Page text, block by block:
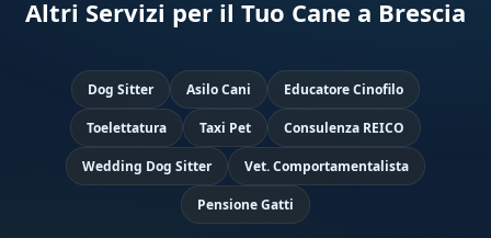
Altri Servizi per il Tuo Cane a Brescia
Dog Sitter Asilo Cani Educatore Cinofilo
Toelettatura Taxi Pet Consulenza REICO
Wedding Dog Sitter Vet. Comportamentalista
Pensione Gatti